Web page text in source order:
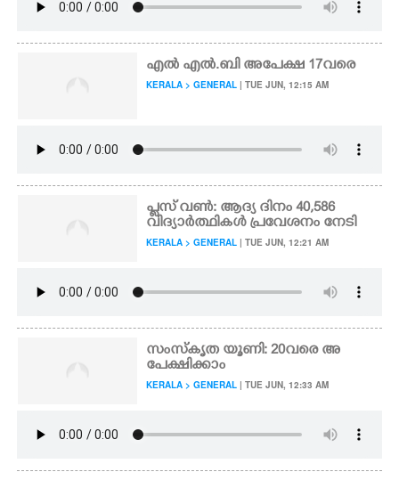
എൽ എൽ.ബി അപേക്ഷ 17വരെ
KERALA > GENERAL | TUE JUN, 12:15 AM
പ്ലസ് വൺ: ആദ്യ ദിനം 40,586
വിദ്യാർത്ഥികൾ പ്രവേശനം നേടി
KERALA > GENERAL | TUE JUN, 12:21 AM
സംസ്കൃത യൂണി: 20വരെ അ
പേക്ഷിക്കാം
KERALA > GENERAL | TUE JUN, 12:33 AM